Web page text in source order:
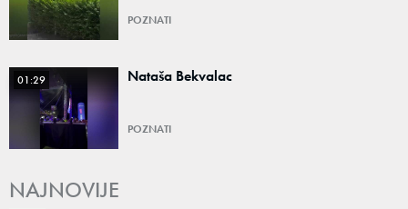
POZNATI
01:29 Nataša Bekvalac
POZNATI
NAJNOVIJE